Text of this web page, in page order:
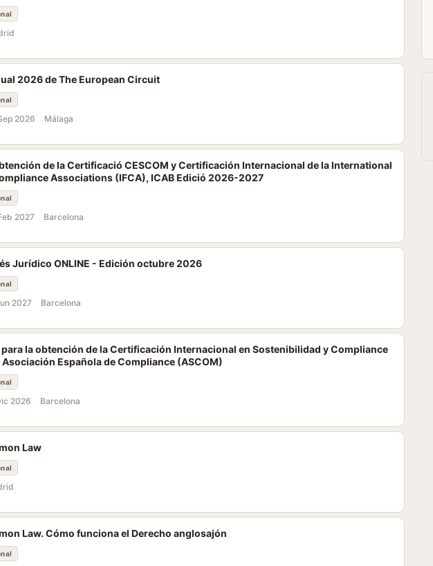
2026 de The European Circuit
2026 Málaga
de la Certificació CESCOM y Certificación Internacional de la International
Associations (IFCA), ICAB Edició 2026-2027
2027 Barcelona
Jurídico ONLINE - Edición octubre 2026
2027 Barcelona
para la obtención de la Certificación Internacional en Sostenibilidad y Compliance
Asociación Española de Compliance (ASCOM)
2026 Barcelona
Law
Law. Cómo funciona el Derecho anglosajón